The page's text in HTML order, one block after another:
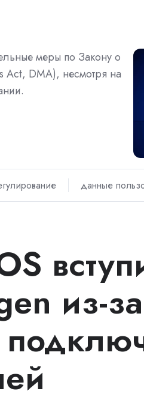
меры по Закону о
Act, DMA), несмотря на
данные
из-